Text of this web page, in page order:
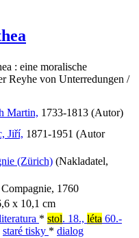
: eine moralische
Reyhe von Unterredungen /
Martin, 1733-1813 (Autor)
Jiří, 1871-1951 (Autor
(Zürich) (Nakladatel,
1760
x 10,1 cm
* stol. 18., léta 60.-
staré tisky * dialog